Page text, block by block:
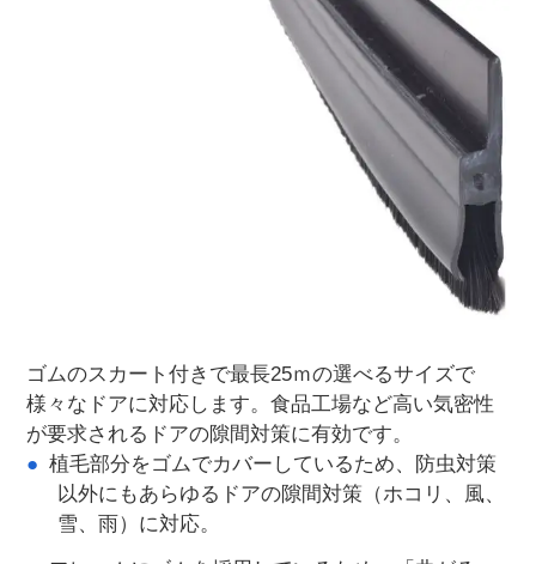
ゴムのスカート付きで最長25ｍの選べるサイズで
様々なドアに対応します。食品工場など高い気密性
が要求されるドアの隙間対策に有効です。
植毛部分をゴムでカバーしているため、防虫対策
以外にもあらゆるドアの隙間対策（ホコリ、風、
雪、雨）に対応。